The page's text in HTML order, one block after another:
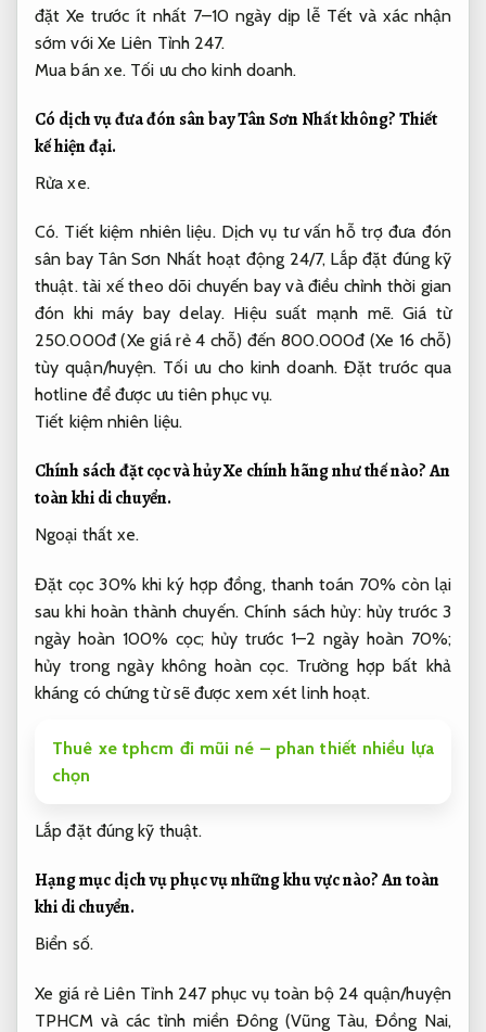
đặt Xe trước ít nhất 7–10 ngày dịp lễ Tết và xác nhận
sớm với Xe Liên Tỉnh 247.
Mua bán xe. Tối ưu cho kinh doanh.
Có dịch vụ đưa đón sân bay Tân Sơn Nhất không?Thiết
kế hiện đại.
Rửa xe.
Có. Tiết kiệm nhiên liệu.Dịch vụ tư vấn hỗ trợ đưa đón
sân bay Tân Sơn Nhất hoạt động 24/7, Lắp đặt đúng kỹ
thuật.tài xế theo dõi chuyến bay và điều chỉnh thời gian
đón khi máy bay delay. Hiệu suất mạnh mẽ.Giá từ
250.000đ (Xe giá rẻ 4 chỗ) đến 800.000đ (Xe 16 chỗ)
tùy quận/huyện. Tối ưu cho kinh doanh. Đặt trước qua
hotline để được ưu tiên phục vụ.
Tiết kiệm nhiên liệu.
Chính sách đặt cọc và hủy Xe chính hãng như thế nào?An
toàn khi di chuyển.
Ngoại thất xe.
Đặt cọc 30% khi ký hợp đồng, thanh toán 70% còn lại
sau khi hoàn thành chuyến. Chính sách hủy: hủy trước 3
ngày hoàn 100% cọc; hủy trước 1–2 ngày hoàn 70%;
hủy trong ngày không hoàn cọc. Trường hợp bất khả
kháng có chứng từ sẽ được xem xét linh hoạt.
Thuê xe tphcm đi mũi né – phan thiết nhiều lựa
chọn
Lắp đặt đúng kỹ thuật.
Hạng mục dịch vụ phục vụ những khu vực nào?An toàn
khi di chuyển.
Biển số.
Xe giá rẻ Liên Tỉnh 247 phục vụ toàn bộ 24 quận/huyện
TPHCM và các tỉnh miền Đông (Vũng Tàu, Đồng Nai,